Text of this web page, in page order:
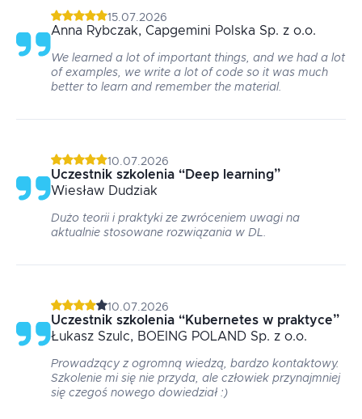
15.07.2026
Anna Rybczak, Capgemini Polska Sp. z o.o.
We learned a lot of important things, and we had a lot
of examples, we write a lot of code so it was much
better to learn and remember the material.
10.07.2026
Uczestnik szkolenia “Deep learning”
Wiesław Dudziak
Dużo teorii i praktyki ze zwróceniem uwagi na
aktualnie stosowane rozwiązania w DL.
10.07.2026
Uczestnik szkolenia “Kubernetes w praktyce”
Łukasz Szulc, BOEING POLAND Sp. z o.o.
Prowadzący z ogromną wiedzą, bardzo kontaktowy.
Szkolenie mi się nie przyda, ale człowiek przynajmniej
się czegoś nowego dowiedział :)